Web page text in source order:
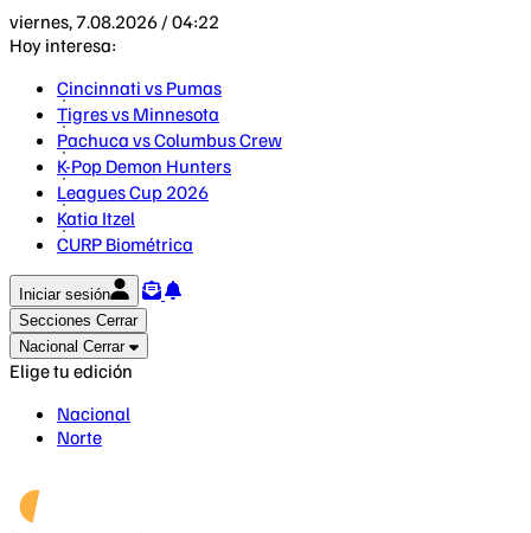
viernes, 7.08.2026 / 04:22
Hoy interesa:
Cincinnati vs Pumas
Tigres vs Minnesota
Pachuca vs Columbus Crew
K-Pop Demon Hunters
Leagues Cup 2026
Katia Itzel
CURP Biométrica
Iniciar sesión
Secciones Cerrar
Nacional Cerrar
Elige tu edición
Nacional
Norte